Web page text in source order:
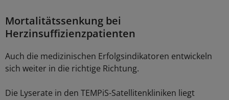
Mortalitätssenkung bei
Herzinsuffizienzpatienten
Auch die medizinischen Erfolgsindikatoren entwickeln
sich weiter in die richtige Richtung.
Die Lyserate in den TEMPiS-Satellitenkliniken liegt